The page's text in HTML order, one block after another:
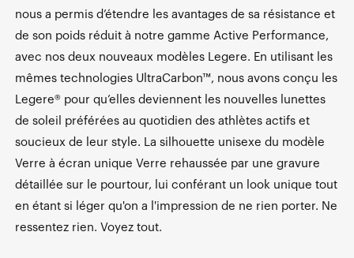
nous a permis d’étendre les avantages de sa résistance et
de son poids réduit à notre gamme Active Performance,
avec nos deux nouveaux modèles Legere. En utilisant les
mêmes technologies UltraCarbon™, nous avons conçu les
Legere® pour qu’elles deviennent les nouvelles lunettes
de soleil préférées au quotidien des athlètes actifs et
soucieux de leur style. La silhouette unisexe du modèle
Verre à écran unique Verre rehaussée par une gravure
détaillée sur le pourtour, lui conférant un look unique tout
en étant si léger qu'on a l'impression de ne rien porter. Ne
ressentez rien. Voyez tout.